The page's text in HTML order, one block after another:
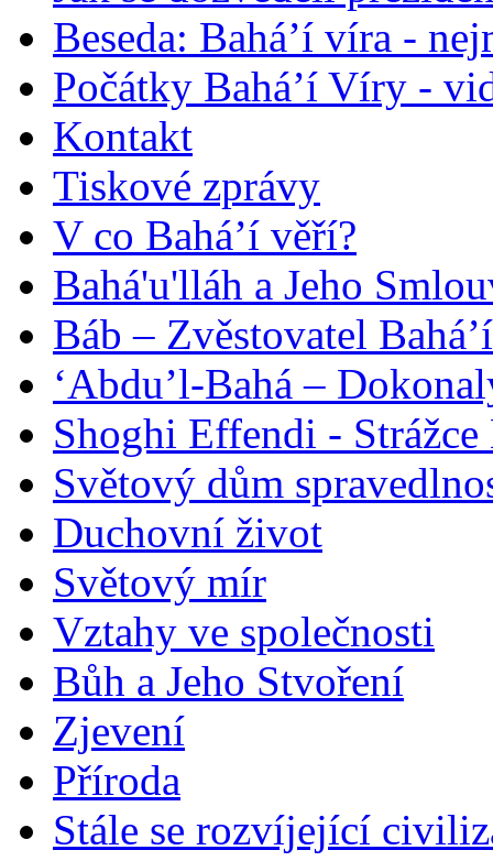
Beseda: Bahá’í víra -
Počátky Bahá’í Víry -
Kontakt
Tiskové zprávy
V co Bahá’í věří?
Bahá'u'lláh a Jeho
Báb – Zvěstovatel
‘Abdu’l-Bahá –
Shoghi Effendi -
Světový dům
Duchovní život
Světový mír
Vztahy ve společnosti
Bůh a Jeho Stvoření
Zjevení
Příroda
Stále se rozvíjející